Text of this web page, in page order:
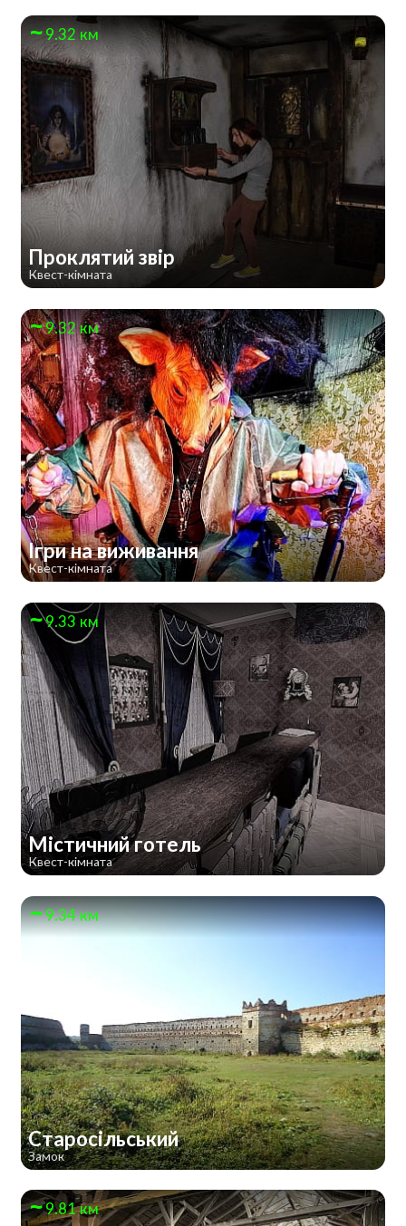
9.32 км
Проклятий звір
Квест-кімната
9.32 км
Ігри на виживання
Квест-кімната
9.33 км
Містичний готель
Квест-кімната
9.34 км
Старосільський
Замок
9.81 км